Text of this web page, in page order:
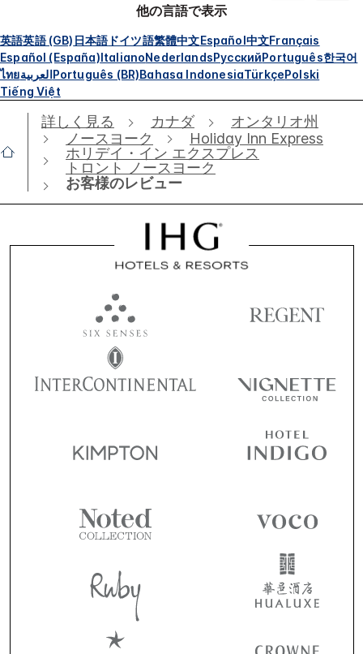
他の言語で表示
英語英語 (GB) 日本語 ドイツ語繁體中文Español中文Français
Español (España)ItalianoNederlandsРусскийPortuguês한국어
ไทยالعربيةPortuguês (BR)Bahasa IndonesiaTürkçePolski
Tiếng Việt
詳しく見る カナダ
オンタリオ州
ノースヨーク
Holiday Inn Express
ホリデイ・イン エクスプレス
トロント ノースヨーク
お客様のレビュー